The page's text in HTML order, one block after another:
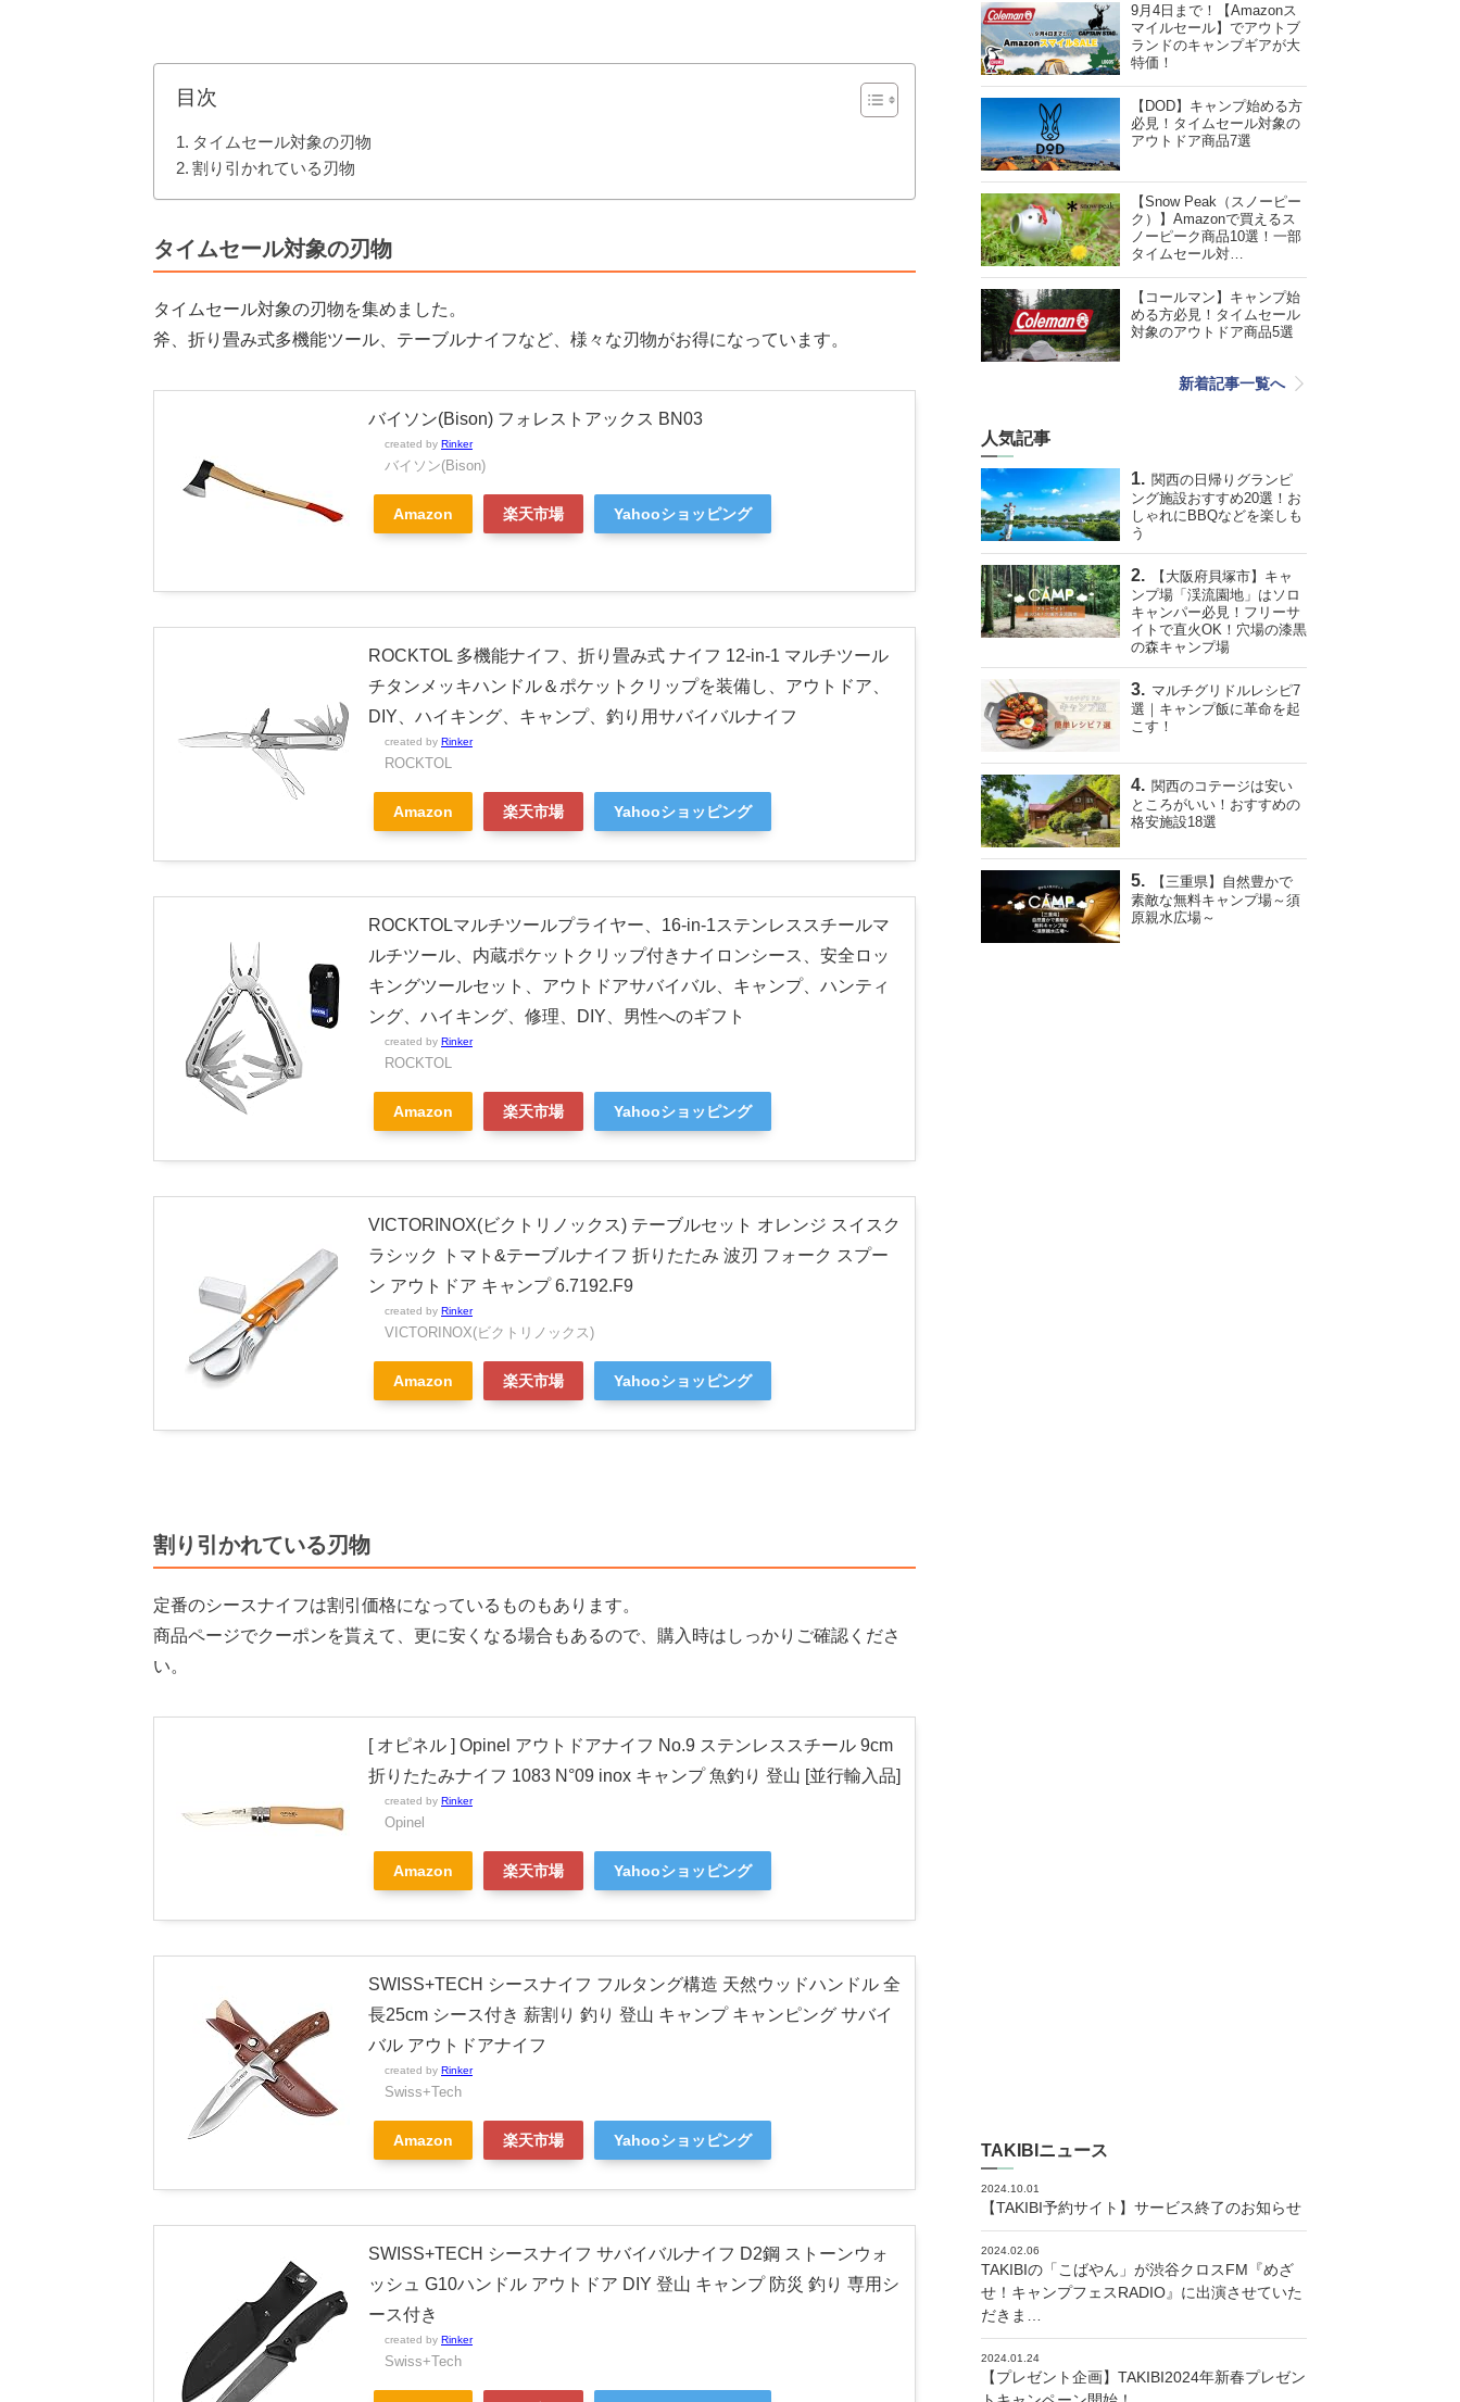
目次
タイムセール対象の刃物
割り引かれている刃物
タイムセール対象の刃物
タイムセール対象の刃物を集めました。
斧、折り畳み式多機能ツール、テーブルナイフなど、様々な刃物がお得になっています。
バイソン(Bison) フォレストアックス BN03
created by Rinker
バイソン(Bison)
Amazon 楽天市場 Yahooショッピング
ROCKTOL 多機能ナイフ、折り畳み式 ナイフ 12-in-1 マルチツール
チタンメッキハンドル＆ポケットクリップを装備し、アウトドア、
DIY、ハイキング、キャンプ、釣り用サバイバルナイフ
created by Rinker
ROCKTOL
Amazon 楽天市場 Yahooショッピング
ROCKTOLマルチツールプライヤー、16-in-1ステンレススチールマ
ルチツール、内蔵ポケットクリップ付きナイロンシース、安全ロッ
キングツールセット、アウトドアサバイバル、キャンプ、ハンティ
ング、ハイキング、修理、DIY、男性へのギフト
created by Rinker
ROCKTOL
Amazon 楽天市場 Yahooショッピング
VICTORINOX(ビクトリノックス) テーブルセット オレンジ スイスク
ラシック トマト&テーブルナイフ 折りたたみ 波刃 フォーク スプー
ン アウトドア キャンプ 6.7192.F9
created by Rinker
VICTORINOX(ビクトリノックス)
Amazon 楽天市場 Yahooショッピング
割り引かれている刃物
定番のシースナイフは割引価格になっているものもあります。
商品ページでクーポンを貰えて、更に安くなる場合もあるので、購入時はしっかりご確認くださ
い。
[ オピネル ] Opinel アウトドアナイフ No.9 ステンレススチール 9cm
折りたたみナイフ 1083 N°09 inox キャンプ 魚釣り 登山 [並行輸入品]
created by Rinker
Opinel
Amazon 楽天市場 Yahooショッピング
SWISS+TECH シースナイフ フルタング構造 天然ウッドハンドル 全
長25cm シース付き 薪割り 釣り 登山 キャンプ キャンピング サバイ
バル アウトドアナイフ
created by Rinker
Swiss+Tech
Amazon 楽天市場 Yahooショッピング
SWISS+TECH シースナイフ サバイバルナイフ D2鋼 ストーンウォ
ッシュ G10ハンドル アウトドア DIY 登山 キャンプ 防災 釣り 専用シ
ース付き
created by Rinker
Swiss+Tech
9月4日まで！【Amazonス
マイルセール】でアウトブ
ランドのキャンプギアが大
特価！
【DOD】キャンプ始める方
必見！タイムセール対象の
アウトドア商品7選
【Snow Peak（スノーピー
ク）】Amazonで買えるス
ノーピーク商品10選！一部
タイムセール対…
【コールマン】キャンプ始
める方必見！タイムセール
対象のアウトドア商品5選
新着記事一覧へ
人気記事
関西の日帰りグランピ
ング施設おすすめ20選！お
しゃれにBBQなどを楽しも
う
【大阪府貝塚市】キャ
ンプ場「渓流園地」はソロ
キャンパー必見！フリーサ
イトで直火OK！穴場の漆黒
の森キャンプ場
マルチグリドルレシピ7
選｜キャンプ飯に革命を起
こす！
関西のコテージは安い
ところがいい！おすすめの
格安施設18選
【三重県】自然豊かで
素敵な無料キャンプ場～須
原親水広場～
TAKIBIニュース
2024.10.01
【TAKIBI予約サイト】サービス終了のお知らせ
2024.02.06
TAKIBIの「こばやん」が渋谷クロスFM『めざ
せ！キャンプフェスRADIO』に出演させていた
だきま…
2024.01.24
【プレゼント企画】TAKIBI2024年新春プレゼン